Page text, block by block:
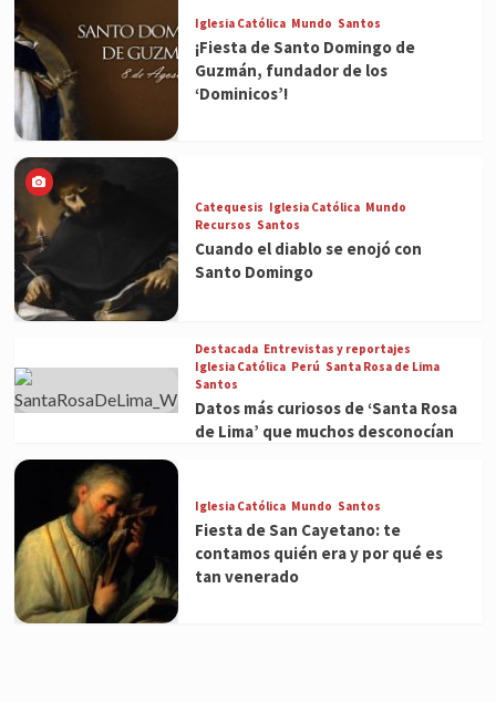
Iglesia Católica Mundo Santos
¡Fiesta de Santo Domingo de
Guzmán, fundador de los
‘Dominicos’!
Catequesis Iglesia Católica Mundo
Recursos Santos
Cuando el diablo se enojó con
Santo Domingo
Destacada Entrevistas y reportajes
Iglesia Católica Perú Santa Rosa de Lima
Santos
Datos más curiosos de ‘Santa Rosa
de Lima’ que muchos desconocían
Iglesia Católica Mundo Santos
Fiesta de San Cayetano: te
contamos quién era y por qué es
tan venerado